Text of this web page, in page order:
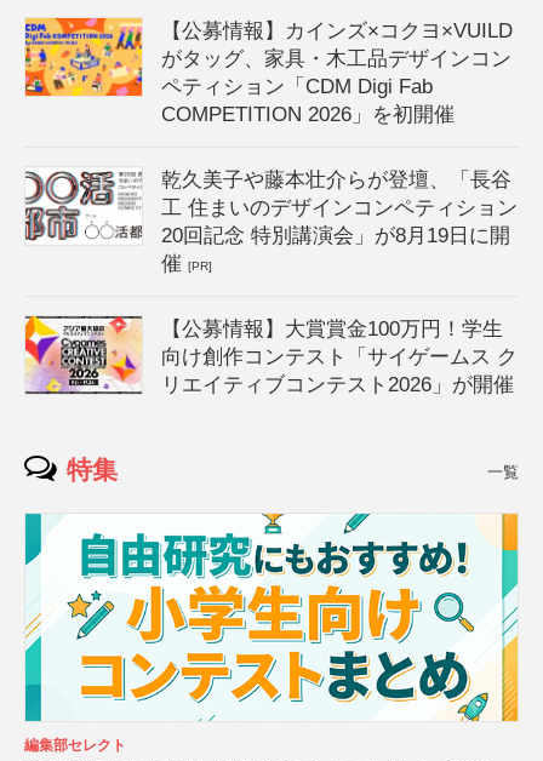
【公募情報】カインズ×コクヨ×VUILD
がタッグ、家具・木工品デザインコン
ペティション「CDM Digi Fab
COMPETITION 2026」を初開催
乾久美子や藤本壮介らが登壇、「長谷
工 住まいのデザインコンペティション
20回記念 特別講演会」が8月19日に開
催[PR]
【公募情報】大賞賞金100万円！学生
向け創作コンテスト「サイゲームス ク
リエイティブコンテスト2026」が開催
特集 一覧
編集部セレクト